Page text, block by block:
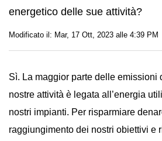
energetico delle sue attività?
Modificato il: Mar, 17 Ott, 2023 alle 4:39 PM
Sì. La maggior parte delle emissioni
nostre attività è legata all’energia
nostri impianti. Per risparmiare
raggiungimento dei nostri obiettivi e